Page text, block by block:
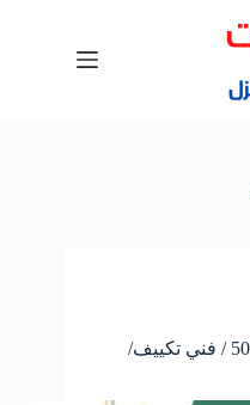
فني سنترال فهد الأحمد / 50301080 / فني تكييف/